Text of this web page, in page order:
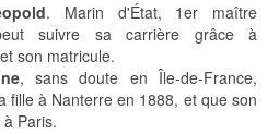
. Marin d'État, 1er maître
suivre sa carrière grâce à
son matricule.
, sans doute en Île-de-France,
fille à Nanterre en 1888, et que son
Paris.